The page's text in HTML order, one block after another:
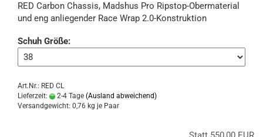
RED Carbon Chassis, Madshus Pro Ripstop-Obermaterial
und eng anliegender Race Wrap 2.0-Konstruktion
Schuh Größe:
Art.Nr.: RED CL
Lieferzeit:
2-4 Tage (Ausland abweichend)
Versandgewicht: 0,76 kg je Paar